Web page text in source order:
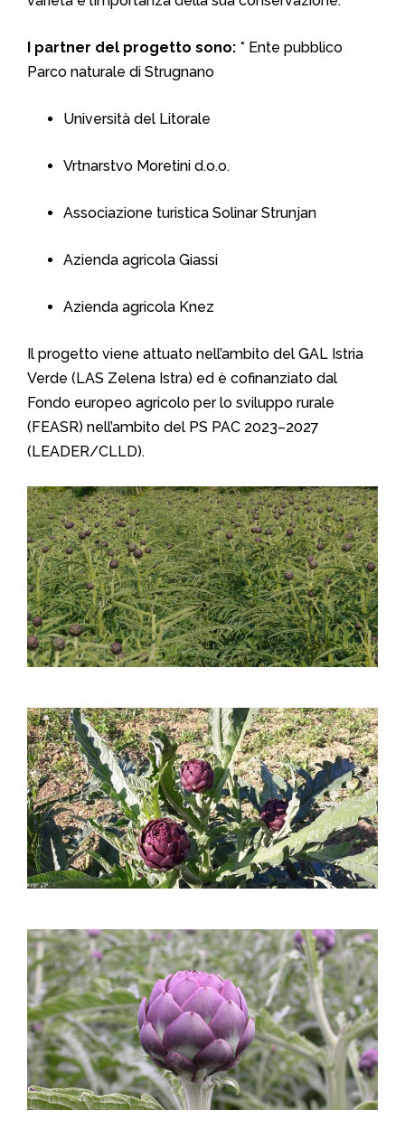
I partner del progetto sono: * Ente pubblico
Parco naturale di Strugnano
Università del Litorale
Vrtnarstvo Moretini d.o.o.
Associazione turistica Solinar Strunjan
Azienda agricola Giassi
Azienda agricola Knez
Il progetto viene attuato nell’ambito del GAL Istria
Verde (LAS Zelena Istra) ed è cofinanziato dal
Fondo europeo agricolo per lo sviluppo rurale
(FEASR) nell’ambito del PS PAC 2023–2027
(LEADER/CLLD).